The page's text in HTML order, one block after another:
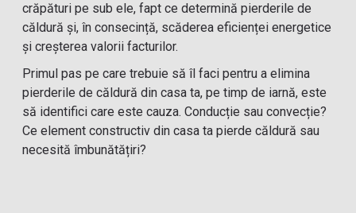
crăpături pe sub ele, fapt ce determină pierderile de
căldură și, în consecință, scăderea eficienței energetice
și creșterea valorii facturilor.
Primul pas pe care trebuie să îl faci pentru a elimina
pierderile de căldură din casa ta, pe timp de iarnă, este
să identifici care este cauza. Conducție sau convecție?
Ce element constructiv din casa ta pierde căldură sau
necesită îmbunătățiri?